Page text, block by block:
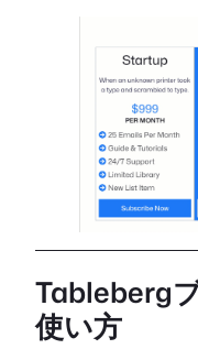
Tableberg
使い方